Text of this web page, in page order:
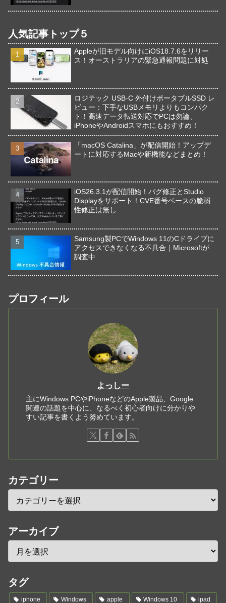
人気記事トップ５
Appleが旧モデル向けにiOS18.7.6をリリー
ス！オーストラリアの緊急通報問題に対処
ロジテック USB-C 外付けポータブルSSD レ
ビュー：下手なUSBメモリよりもコンパク
ト！高速データ転送対応でPCは勿論、
iPhoneやAndroidスマホにもおすすめ！
「macOS Catalina」が配信開始！アップデ
ートに対応するMacや新機能などまとめ！
iOS26.3.1が配信開始！バグ修正とStudio
Displayをサポート！CVE番号ベースの脆弱
性修正は無し
Samsung製PCでWindows 11のCドライブに
アクセスできなくなる不具合｜Microsoftが
調査中
プロフィール
よっしー
主にWindows PCやiPhoneなどのApple製品、Google
関連の話題を中心に、なるべく初心者向けに分かりや
すい記事を書くよう努めています。
カテゴリー
アーカイブ
タグ
iphone Windows apple Windows 10 ipad